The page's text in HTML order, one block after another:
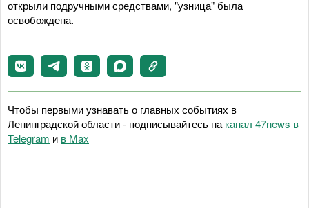
открыли подручными средствами, "узница" была
освобождена.
Чтобы первыми узнавать о главных событиях в
Ленинградской области - подписывайтесь на канал 47news в
Telegram и в Maх